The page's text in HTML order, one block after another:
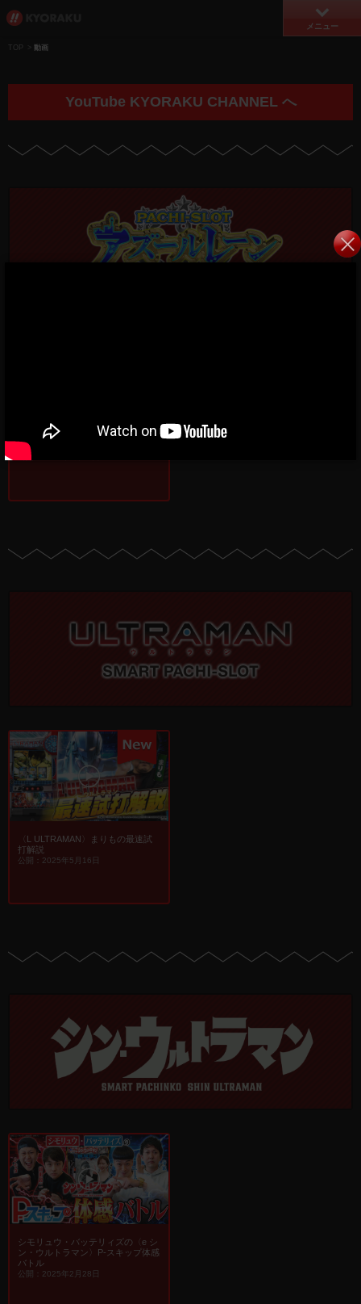
メニュー
TOP > 動画
YouTube KYORAKU CHANNEL へ
〈L アズールレーン THE
ANIMATION〉最速試打
公開：2025年7月25日
〈L ULTRAMAN〉まりもの最速試
打解説
公開：2025年5月16日
シモリュウ・バッテリィズの〈e シ
ン・ウルトラマン〉P-スキップ体感
バトル
公開：2025年2月28日